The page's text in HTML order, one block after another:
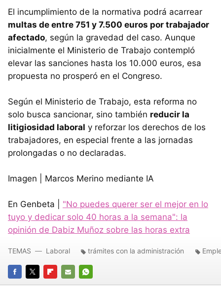
El incumplimiento de la normativa podrá acarrear
multas de entre 751 y 7.500 euros por trabajador
afectado, según la gravedad del caso. Aunque
inicialmente el Ministerio de Trabajo contempló
elevar las sanciones hasta los 10.000 euros, esa
propuesta no prosperó en el Congreso.
Según el Ministerio de Trabajo, esta reforma no
solo busca sancionar, sino también reducir la
litigiosidad laboral y reforzar los derechos de los
trabajadores, en especial frente a las jornadas
prolongadas o no declaradas.
Imagen | Marcos Merino mediante IA
En Genbeta | "No puedes querer ser el mejor en lo
tuyo y dedicar solo 40 horas a la semana": la
opinión de Dabiz Muñoz sobre las horas extra
TEMAS Laboral trámites con la administración